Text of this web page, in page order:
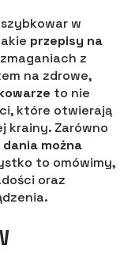
w
przepisy na
z
na zdrowe,
to nie
które otwierają
krainy. Zarówno
dania można
to omówimy,
oraz